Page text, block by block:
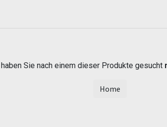
Sie nach einem dieser Produkte gesucht
Home